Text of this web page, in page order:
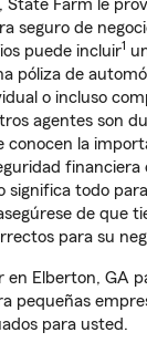
Farm le
seguro de
puede incluir1
póliza de
o incluso
agentes son
conocen la
financiera
significa todo
de que
para su
en Elberton, GA
pequeñas
para usted.